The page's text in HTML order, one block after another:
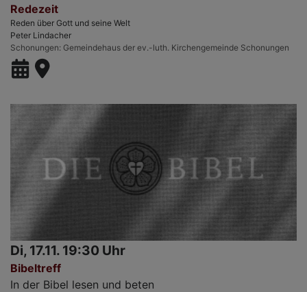
Redezeit
Reden über Gott und seine Welt
Peter Lindacher
Schonungen Gemeindehaus der ev.-luth. Kirchengemeinde Schonungen
Di, 17.11. 19:30 Uhr
Bibeltreff
In der Bibel lesen und beten